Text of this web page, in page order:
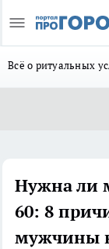
Всё о ритуальных
Нужна ли
60: 8
мужчины